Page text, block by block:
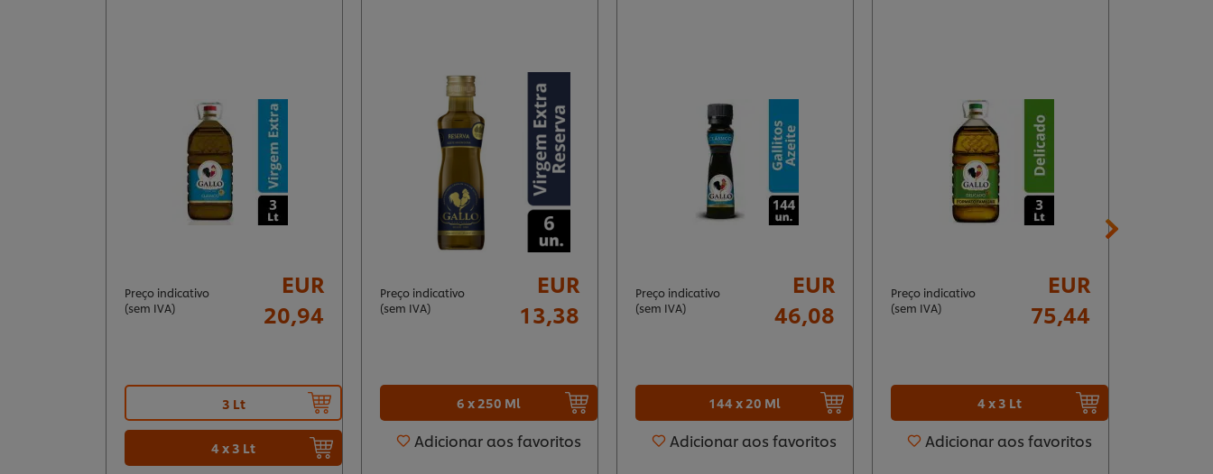
Preço indicativo
(sem IVA)
EUR
20,94
3 Lt
4 x 3 Lt
Preço indicativo
(sem IVA)
EUR
13,38
6 x 250 Ml
Adicionar aos favoritos
Preço indicativo
(sem IVA)
EUR
46,08
144 x 20 Ml
Adicionar aos favoritos
Preço indicativo
(sem IVA)
EUR
75,44
4 x 3 Lt
Adicionar aos favoritos